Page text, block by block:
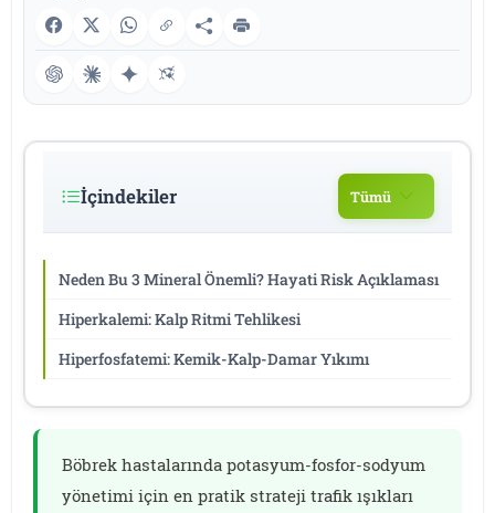
İçindekiler Tümü
Neden Bu 3 Mineral Önemli? Hayati Risk Açıklaması
Hiperkalemi: Kalp Ritmi Tehlikesi
Hiperfosfatemi: Kemik-Kalp-Damar Yıkımı
Böbrek hastalarında potasyum-fosfor-sodyum
yönetimi için en pratik strateji trafik ışıkları